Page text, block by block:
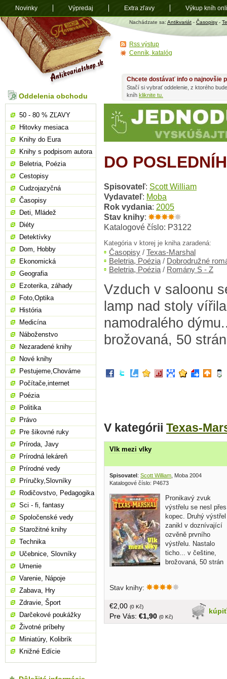
Antikvariát
shop.sk
Nachádzate sa: Antikvariát - Časopisy -
DO
Spisovateľ: Scott William
Vydavateľ: Moba
Rok vydania: 2005
Stav knihy:
Katalogové číslo: P3122
Kategória v ktorej je kniha zaradená:
Časopisy / Texas-Marshal
Beletria, Poézia / Dobrodružné
Beletria, Poézia / Romány S - Z
Vzduch v saloonu
lamp nad stoly
namodralého
brožovaná, 50 strán
V kategórii Texas-
Vlk mezi vlky
Spisovatel: Scott William , Moba 2004
Katalogové číslo: P4673
Pronikavý zvuk
výstřelu se nesl přes
kopec. Druhý výstřel
zanikl v doznívající
ozvěně prvního
výstřelu. Nastalo
ticho... v češtine,
brožovaná, 50 strán
Stav knihy:
kúpiť
€2,00 (0 Kč)
Pre Vás: €1,90 (0 Kč)
Chcete dostávať info o najnovšie
Stačí si vybrať oddelenie, z ktorého
kníh kliknite tu.
Oddelenia obchodu
50 - 80 % ZĽAVY
Hitovky mesiaca
Knihy do Eura
Knihy s podpisom autora
Beletria, Poézia
Cestopisy
Cudzojazyčná
Časopisy
Deti, Mládež
Diéty
Detektívky
Dom, Hobby
Ekonomická
Geografia
Ezoterika, záhady
Foto,Optika
História
Medicína
Náboženstvo
Nezaradené knihy
Nové knihy
Pestujeme,Chováme
Počítače,internet
Poézia
Politika
Právo
Pre šikovné ruky
Príroda, Javy
Prírodná lekáreň
Prírodné vedy
Príručky,Slovníky
Rodičovstvo, Pedagogika
Sci - fi, fantasy
Spoločenské vedy
Starožitné knihy
Technika
Učebnice, Slovníky
Umenie
Varenie, Nápoje
Zabava, Hry
Zdravie, Šport
Darčekové poukážky
Životné príbehy
Miniatúry, Kolibrík
Knižné Edície
Rss výstup
Cenník, katalóg
Novinky Výpredaj Extra zľavy Výkup kníh